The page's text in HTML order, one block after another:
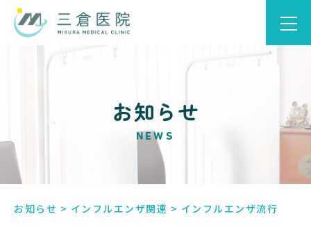
お知らせ
NEWS
お知らせ > インフルエンザ関連 > インフルエンザ流行